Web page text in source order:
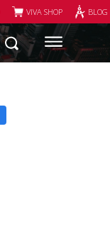
VIVA SHOP